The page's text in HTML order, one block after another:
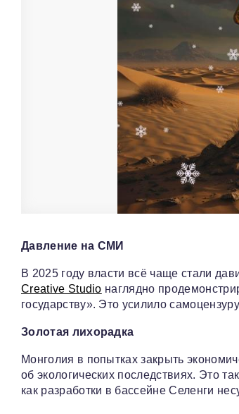
Давление на СМИ
В 2025 году власти всё чаще стали
Creative Studio наглядно
государству». Это усилило
Золотая лихорадка
Монголия в попытках закрыть
об экологических последствиях. Это
как разработки в бассейне Селенги